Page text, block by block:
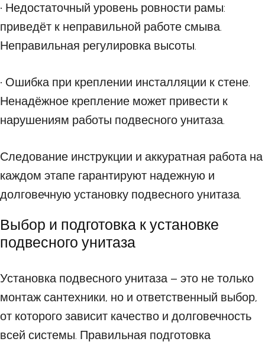
• Недостаточный уровень ровности рамы:
приведёт к неправильной работе смыва.
Неправильная регулировка высоты.
• Ошибка при креплении инсталляции к стене.
Ненадёжное крепление может привести к
нарушениям работы подвесного унитаза.
Следование инструкции и аккуратная работа на
каждом этапе гарантируют надежную и
долговечную установку подвесного унитаза.
Выбор и подготовка к установке
подвесного унитаза
Установка подвесного унитаза – это не только
монтаж сантехники, но и ответственный выбор,
от которого зависит качество и долговечность
всей системы. Правильная подготовка